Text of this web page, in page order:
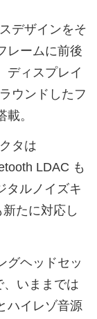
デザインをそ
レームに前後
ディスプレイ
ウンドしたフ
。
タは
LDAC も
タルノイズキ
たに対応し
グヘッドセッ
、いままでは
ハイレゾ音源